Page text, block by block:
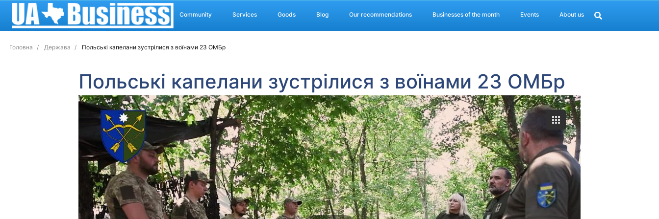
Community Services Goods Blog Our recommendations Businesses of the month Events About us
Головна Держава Польські капелани зустрілися з воїнами 23 ОМБр
Польські капелани зустрілися з воїнами 23 ОМБр